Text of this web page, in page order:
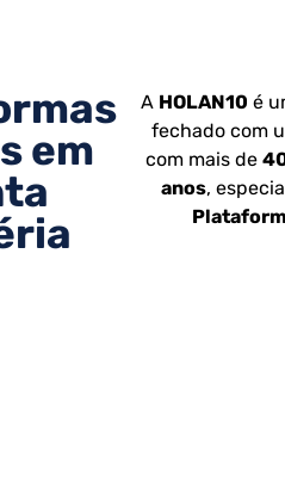
em
A HOLAN10 é
fechado com
com mais de
anos,